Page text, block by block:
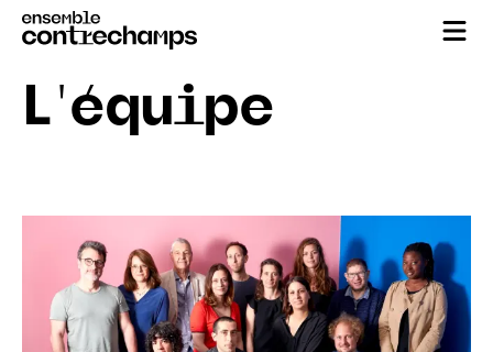
L'équipe